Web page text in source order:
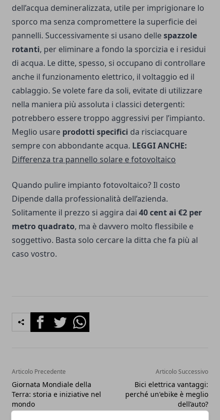
dell’acqua demineralizzata, utile per imprigionare lo
sporco ma senza compromettere la superficie dei
pannelli. Successivamente si usano dellespazzole
rotanti, per eliminare a fondo la sporcizia e i residui
di acqua. Le ditte, spesso, si occupano di controllare
anche il funzionamento elettrico, il voltaggio ed il
cablaggio. Se volete fare da soli, evitate di utilizzare
nella maniera più assoluta i classici detergenti:
potrebbero essere troppo aggressivi per l’impianto.
Meglio usare prodotti specifici da risciacquare
sempre con abbondante acqua. LEGGI ANCHE:
Differenza tra pannello solare e fotovoltaico
Quando pulire impianto fotovoltaico? Il costo
Dipende dalla professionalità dell’azienda.
Solitamente il prezzo si aggira dai 40 cent ai €2 per
metro quadrato, ma è davvero molto flessibile e
soggettivo. Basta solo cercare la ditta che fa più al
caso vostro.
FacebookTwitterWhatsapp
Articolo Precedente
Giornata Mondiale della
Terra: storia e iniziative nel
mondo
Articolo Successivo
Bici elettrica vantaggi:
perché un'ebike è meglio
dell’auto?